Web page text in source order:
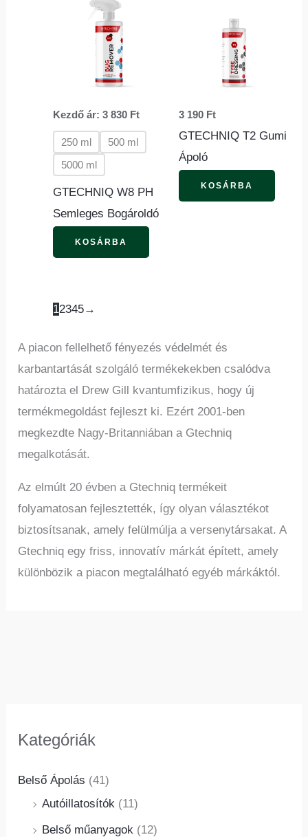
Kategóriák
Belső Ápolás (41)
Autóillatosítók (11)
Belső műanyagok (12)
Kezdő ár:3 830 Ft
250 ml
500 ml
5000 ml
GTECHNIQ W8 PH
Semleges Bogároldó
KOSÁRBA
változatok
termékoldalon
választhatók
ki
3 190 Ft
GTECHNIQ T2 Gumi
Ápoló
KOSÁRBA
12345→
A piacon fellelhető fényezés védelmét és
karbantartását szolgáló termékekekben csalódva
határozta el Drew Gill kvantumfizikus, hogy új
termékmegoldást fejleszt ki. Ezért 2001-ben
megkezdte Nagy-Britanniában a Gtechniq
megalkotását.
Az elmúlt 20 évben a Gtechniq termékeit
folyamatosan fejlesztették, így olyan választékot
biztosítsanak, amely felülmúlja a versenytársakat. A
Gtechniq egy friss, innovatív márkát épített, amely
különbözik a piacon megtalálható egyéb márkáktól.